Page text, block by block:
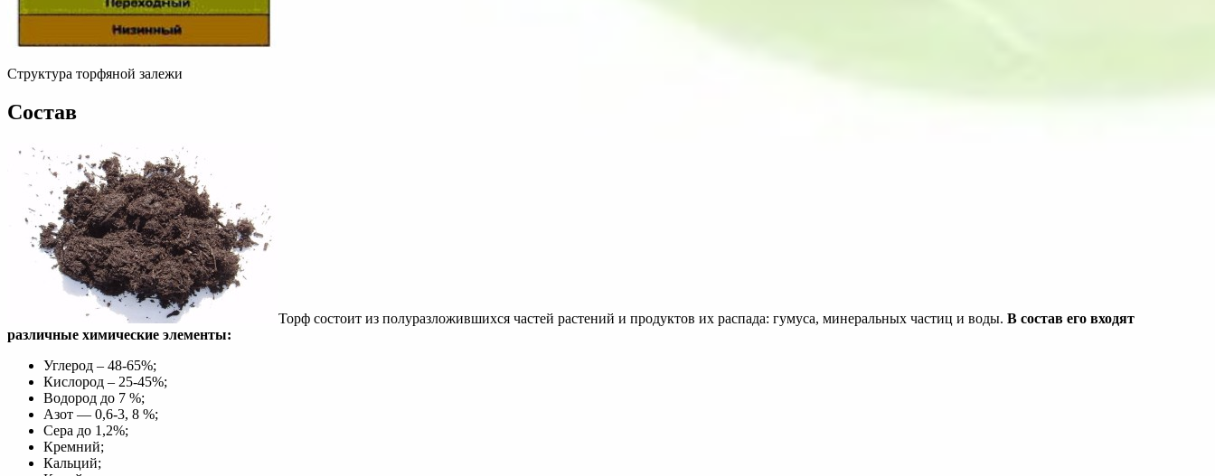
Структура торфяной залежи
Состав
Торф состоит из полуразложившихся частей растений и продуктов их распада: гумуса, минеральных частиц и воды. В состав его входят
различные химические элементы:
Углерод – 48-65%;
Кислород – 25-45%;
Водород до 7 %;
Азот — 0,6-3, 8 %;
Сера до 1,2%;
Кремний;
Кальций;